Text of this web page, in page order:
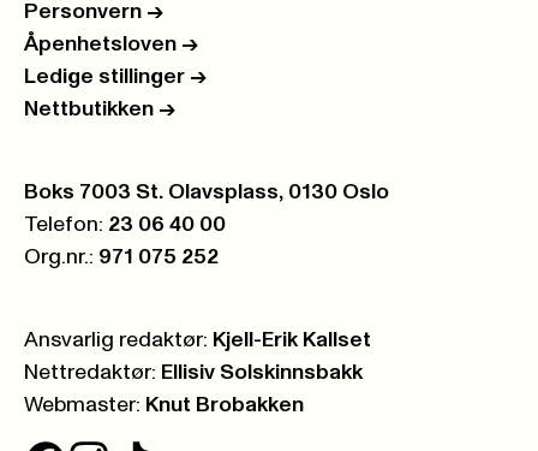
Personvern ->
Åpenhetsloven ->
Ledige stillinger ->
Nettbutikken ->
Postboks:
Boks 7003 St. Olavsplass, 0130 Oslo
Telefon: 23 06 40 00
Org.nr.: 971 075 252
Ansvarlig redaktør: Kjell-Erik Kallset
Nettredaktør: Ellisiv Solskinnsbakk
Webmaster: Knut Brobakken